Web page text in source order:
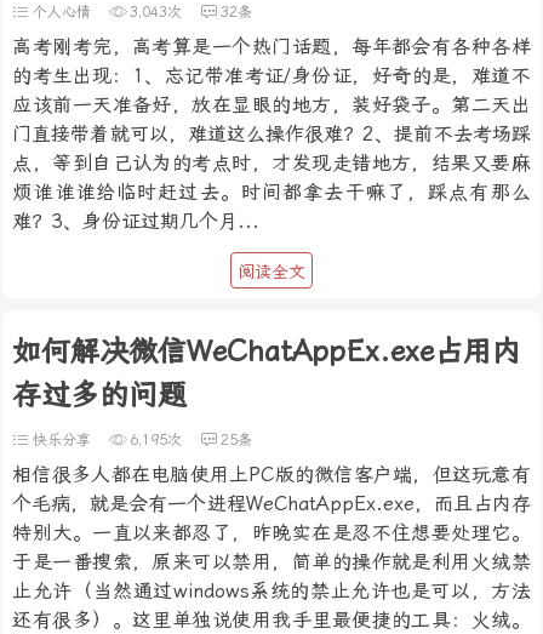
个人心情 3,043次 32条
高考刚考完，高考算是一个热门话题，每年都会有各种各样
的考生出现：1、忘记带准考证/身份证，好奇的是，难道不
应该前一天准备好，放在显眼的地方，装好袋子。第二天出
门直接带着就可以，难道这么操作很难？2、提前不去考场踩
点，等到自己认为的考点时，才发现走错地方，结果又要麻
烦谁谁谁给临时赶过去。时间都拿去干嘛了，踩点有那么
难？3、身份证过期几个月...
阅读全文
如何解决微信WeChatAppEx.exe占用内
存过多的问题
快乐分享 6,195次 25条
相信很多人都在电脑使用上PC版的微信客户端，但这玩意有
个毛病，就是会有一个进程WeChatAppEx.exe，而且占内存
特别大。一直以来都忍了，昨晚实在是忍不住想要处理它。
于是一番搜索，原来可以禁用，简单的操作就是利用火绒禁
止允许（当然通过windows系统的禁止允许也是可以，方法
还有很多）。这里单独说使用我手里最便捷的工具：火绒。